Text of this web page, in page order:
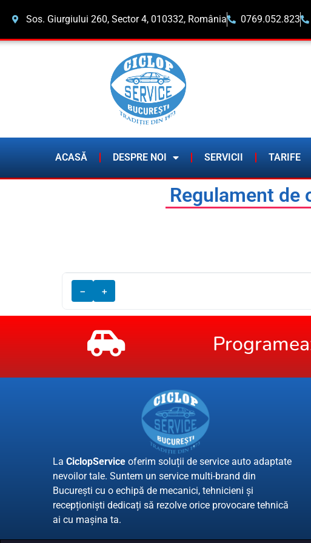
Sos. Giurgiului 260, Sector 4, 010332, România 0769.052.823
ACASĂ DESPRE NOI SERVICII TARIFE
Regulament de
− +
LaCiclopService oferim soluții de service auto adaptate
nevoilor tale. Suntem un service multi-brand din
București cu o echipă de mecanici, tehnicieni și
recepționiști dedicați să rezolve orice provocare tehnică
ai cu mașina ta.